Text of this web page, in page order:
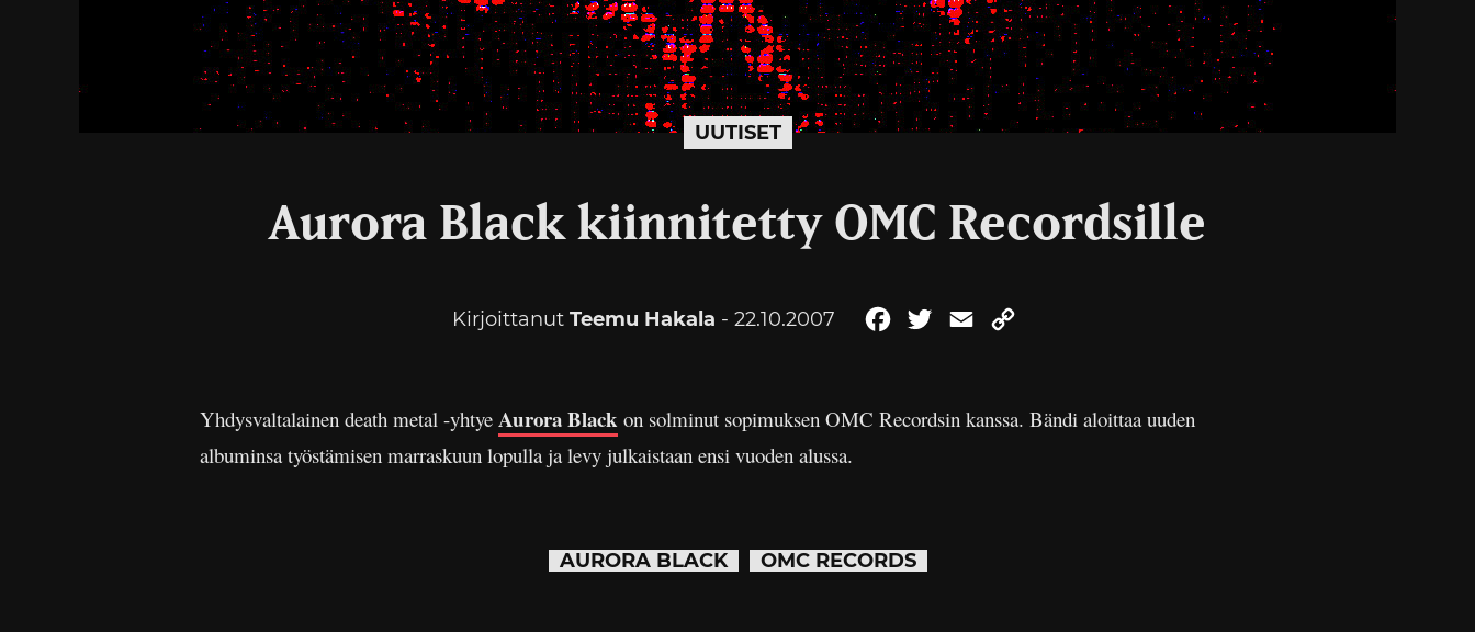
UUTISET
Aurora Black kiinnitetty OMC Recordsille
Kirjoittanut Teemu Hakala - 22.10.2007 FacebookTwitterEmail
Yhdysvaltalainen death metal -yhtye Aurora Black on solminut sopimuksen OMC Recordsin kanssa. Bändi aloittaa uuden
albuminsa työstämisen marraskuun lopulla ja levy julkaistaan ensi vuoden alussa.
AURORA BLACK OMC RECORDS